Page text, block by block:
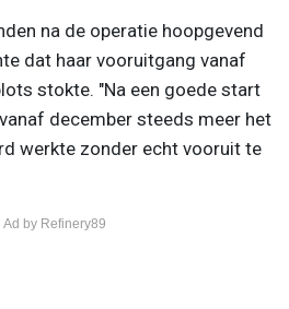
na de operatie hoopgevend
dat haar vooruitgang vanaf
stokte. "Na een goede start
december steeds meer het
werkte zonder echt vooruit te
by Refinery89